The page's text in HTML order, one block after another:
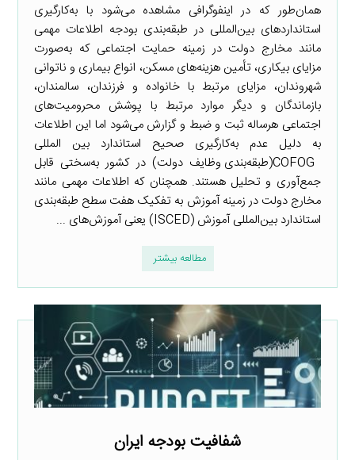
همان‌طور که در اینفوگرافی مشاهده می‌شود با به‌کارگیری
استانداردهای بین‌المللی در طبقه‌بندی بودجه اطلاعات مهمی
مانند مخارج دولت در زمینه حمایت اجتماعی که به‌صورت
مزایای بیکاری، تأمین هزینه‌های مسکن، انواع بیماری و ناتوانی
شهروندان، مزایای مرتبط با خانواده و فرزندان، سالمندان،
بازماندگان و دیگر موارد مرتبط با پوشش محرومیت‌های
اجتماعی هرساله ثبت و ضبط و گزارش می‌شود اما این اطلاعات
به دلیل عدم به‌کارگیری صحیح استاندارد بین المللی
COFOG(طبقه‌بندی وظایف دولت) در کشور به‌سختی قابل
جمع‌آوری و تحلیل هستند. همچنان که اطلاعات مهمی مانند
مخارج دولت در زمینه آموزش به تفکیک هفت سطح طبقه‌بندی
استاندارد بین‌المللی آموزش (ISCED) یعنی آموزش‌های ...
مطالعه بیشتر
شفافیت بودجه ایران